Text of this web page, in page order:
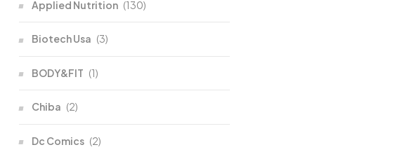
Applied Nutrition (130)
Biotech Usa (3)
BODY&FIT (1)
Chiba (2)
Dc Comics (2)